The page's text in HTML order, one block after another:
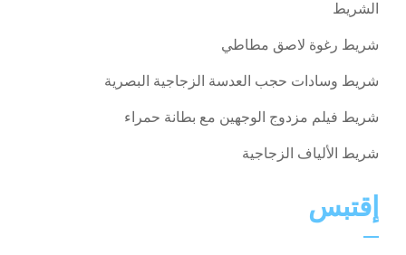
الشريط
شريط رغوة لاصق مطاطي
شريط وسادات حجب العدسة الزجاجية البصرية
شريط فيلم مزدوج الوجهين مع بطانة حمراء
شريط الألياف الزجاجية
إقتبس